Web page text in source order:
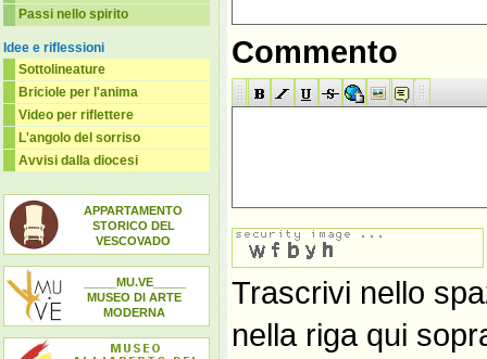
Passi nello spirito
Idee e riflessioni
Sottolineature
Briciole per l'anima
Video per riflettere
L'angolo del sorriso
Avvisi dalla diocesi
APPARTAMENTO
STORICO DEL
VESCOVADO
_____MU.VE_____
MUSEO DI ARTE
MODERNA
Commento
Trascrivi nello
nella riga qui